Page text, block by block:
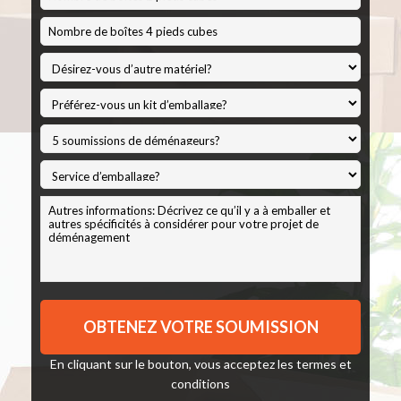
En cliquant sur le bouton, vous acceptez les termes et
conditions